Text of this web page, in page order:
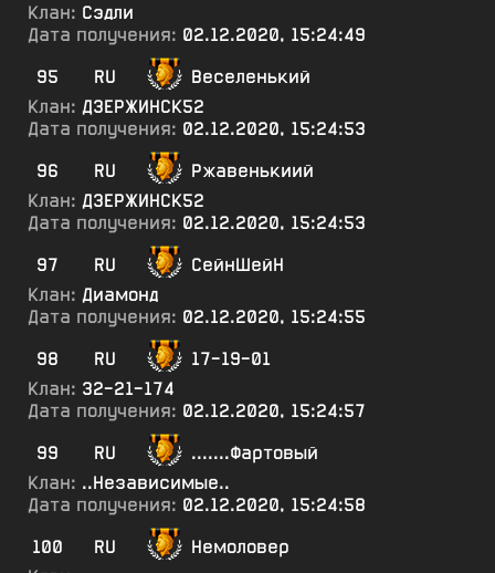
Клан: Сэдли
Дата получения: 02.12.2020, 15:24:49
95
RU
Веселенький
Клан: ДЗЕРЖИНСК52
Дата получения: 02.12.2020, 15:24:53
96
RU
Ржавенькиий
Клан: ДЗЕРЖИНСК52
Дата получения: 02.12.2020, 15:24:53
97
RU
СейнШейН
Клан: Диамонд
Дата получения: 02.12.2020, 15:24:55
98
RU
17-19-01
Клан: 32-21-174
Дата получения: 02.12.2020, 15:24:57
99
RU
.......Фартовый
Клан: ..Независимые..
Дата получения: 02.12.2020, 15:24:58
100
RU
Немоловер